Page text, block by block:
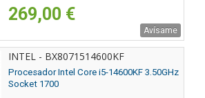
269,00 €
Avísame
INTEL - BX8071514600KF
Procesador Intel Core i5-14600KF 3.50GHz
Socket 1700